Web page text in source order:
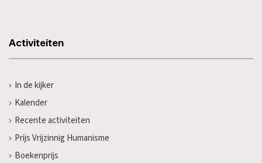
Activiteiten
In de kijker
Kalender
Recente activiteiten
Prijs Vrijzinnig Humanisme
Boekenprijs